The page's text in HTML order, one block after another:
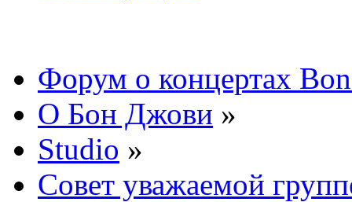
Форум о концертах
О Бон Джови »
Studio »
Совет уважаемой